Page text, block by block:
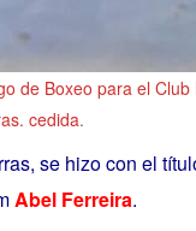
de Boxeo para el
cedida.
se hizo con el
Abel Ferreira.